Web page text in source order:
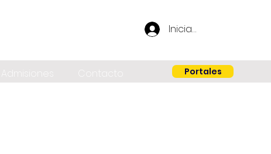
Iniciar sesión
Contacto Portales